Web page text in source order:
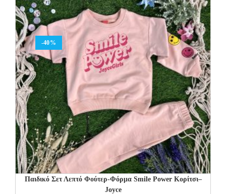
-40%
Παιδικό Σετ Λεπτό Φούτερ-Φόρμα Smile Power Κορίτσι–
Joyce